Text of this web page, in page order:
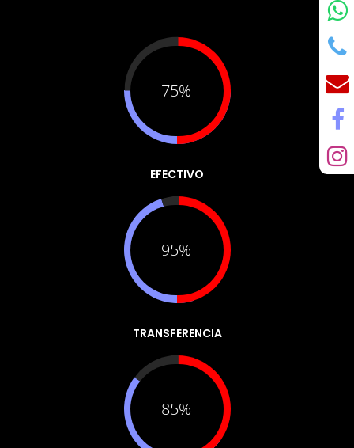
75%
EFECTIVO
95%
TRANSFERENCIA
85%